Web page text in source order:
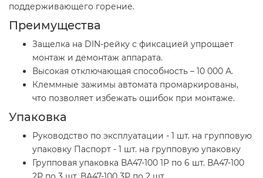
поддерживающего горение.
Преимущества
Защелка на DIN-рейку с фиксацией упрощает
монтаж и демонтаж аппарата.
Высокая отключающая способность – 10 000 А.
Клеммные зажимы автомата промаркированы,
что позволяет избежать ошибок при монтаже.
Упаковка
Руководство по эксплуатации - 1 шт. на групповую
упаковку Паспорт - 1 шт. на групповую упаковку
Групповая упаковка ВА47-100 1Р по 6 шт. ВА47-100